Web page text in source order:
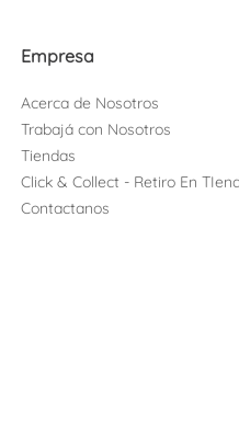
Empresa
Acerca de Nosotros
Trabajá con Nosotros
Tiendas
Click & Collect - Retiro En
Contactanos